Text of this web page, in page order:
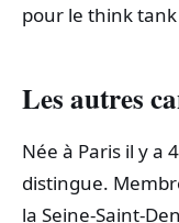
pour le think tank
Les autres
Née à Paris il y a
distingue.
la Seine-Saint-